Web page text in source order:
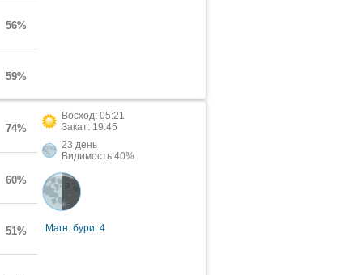
56%
59%
74%
60%
51%
Восход: 05:21
Закат: 19:45
23 день
Видимость 40%
Магн. бури: 4